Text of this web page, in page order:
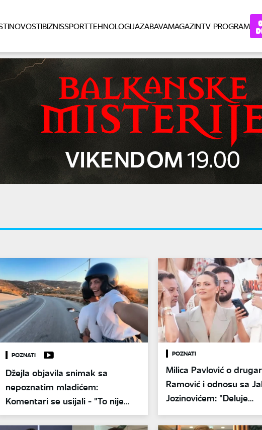
NOVOSTIBIZNISSPORTTEHNOLOGIJAZABAVAMAGAZINTV PROGRAM
POZNATI
Džejla objavila snimak sa
nepoznatim mladićem:
Komentari se usijali - "To nije
Jakov"
POZNATI
Milica Pavlović o
Ramović i odnosu sa
Jozinovićem: "Deluje
zaljubljeno..."